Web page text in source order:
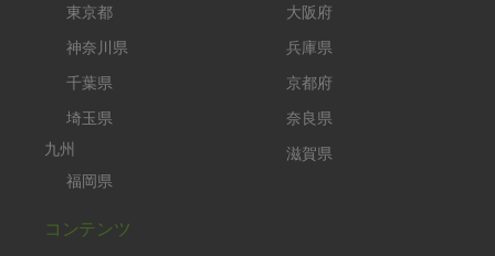
東京都
神奈川県
千葉県
埼玉県
九州
福岡県
大阪府
兵庫県
京都府
奈良県
滋賀県
コンテンツ